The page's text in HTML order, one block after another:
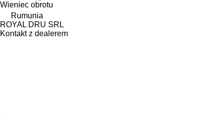
Wieniec obrotu
Rumunia
ROYAL DRU SRL
Kontakt z dealerem